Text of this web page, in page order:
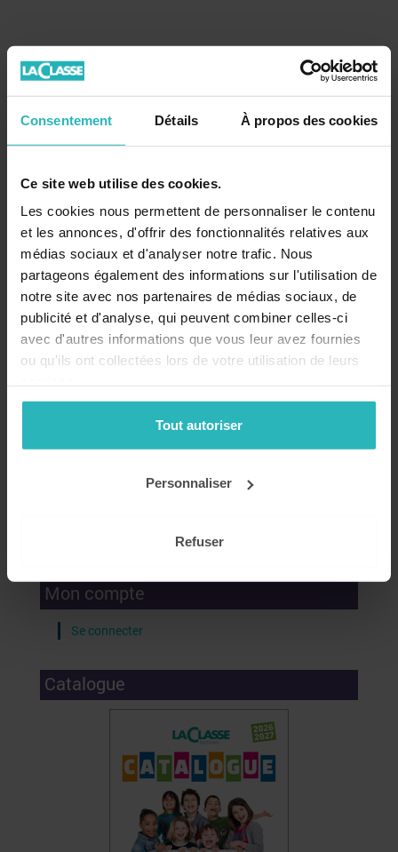
Consentement Détails À propos des cookies
Ce site web utilise des cookies.
Les cookies nous permettent de personnaliser le contenu
et les annonces, d'offrir des fonctionnalités relatives aux
médias sociaux et d'analyser notre trafic. Nous
partageons également des informations sur l'utilisation de
notre site avec nos partenaires de médias sociaux, de
publicité et d'analyse, qui peuvent combiner celles-ci
avec d'autres informations que vous leur avez fournies
ou qu'ils ont collectées lors de votre utilisation de leurs
Tout autoriser
Personnaliser
Refuser
Restez informé!
Mon compte
Se connecter
Catalogue